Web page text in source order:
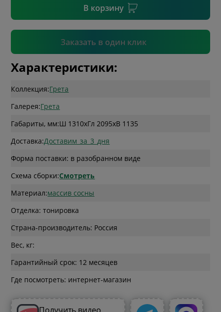
В корзину
Заказать в один клик
Подтвердить
Характеристики:
Коллекция:Грета
Галерея:Грета
Габариты, мм:Ш 1310xГл 2095xВ 1135
Доставка:Доставим_за_3_дня
Форма поставки: в разобранном виде
Схема сборки:Смотреть
Материал:массив сосны
Отделка: тонировка
Страна-производитель: Россия
Вес, кг:
Гарантийный срок: 12 месяцев
Где посмотреть: интернет-магазин